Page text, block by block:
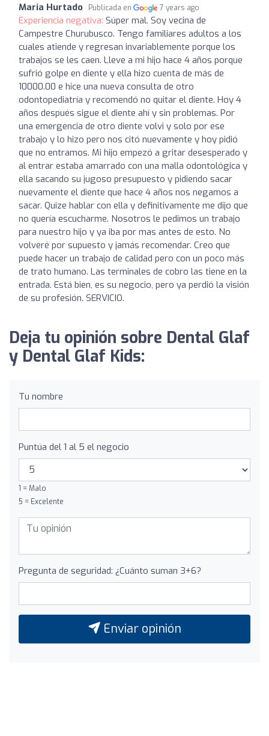
Maria Hurtado Publicada en 7 years ago
Experiencia negativa: Súper mal. Soy vecina de
Campestre Churubusco. Tengo familiares adultos a los
cuales atiende y regresan invariablemente porque los
trabajos se les caen. Lleve a mi hijo hace 4 años porque
sufrió golpe en diente y ella hizo cuenta de más de
10000.00 e hice una nueva consulta de otro
odontopediatría y recomendó no quitar el diente. Hoy 4
años después sigue el diente ahí y sin problemas. Por
una emergencia de otro diente volvi y solo por ese
trabajo y lo hizo pero nos citó nuevamente y hoy pidió
que no entramos. Mi hijo empezó a gritar desesperado y
al entrar estaba amarrado con una malla odontológica y
ella sacando su jugoso presupuesto y pidiendo sacar
nuevamente el diente que hace 4 años nos negamos a
sacar. Quize hablar con ella y definitivamente me dijo que
no quería escucharme. Nosotros le pedimos un trabajo
para nuestro hijo y ya iba por mas antes de esto. No
volveré por supuesto y jamás recomendar. Creo que
puede hacer un trabajo de calidad pero con un poco más
de trato humano. Las terminales de cobro las tiene en la
entrada. Está bien, es su negocio, pero ya perdió la visión
de su profesión. SERVICIO.
Deja tu opinión sobre Dental Glaf
y Dental Glaf Kids:
Tu nombre
Puntúa del 1 al 5 el negocio
1 = Malo
5 = Excelente
Pregunta de seguridad: ¿Cuánto suman 3+6?
Enviar opinión